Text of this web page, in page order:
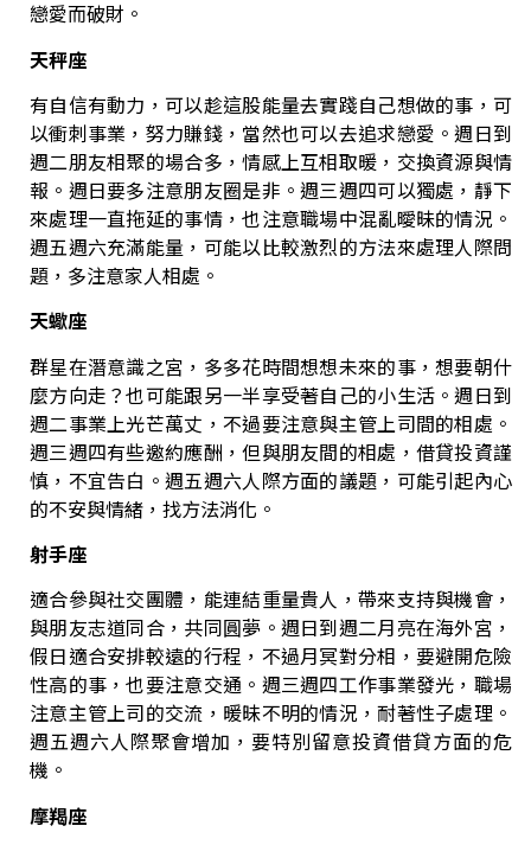
戀愛而破財。
天秤座
有自信有動力，可以趁這股能量去實踐自己想做的事，可
以衝刺事業，努力賺錢，當然也可以去追求戀愛。週日到
週二朋友相聚的場合多，情感上互相取暖，交換資源與情
報。週日要多注意朋友圈是非。週三週四可以獨處，靜下
來處理一直拖延的事情，也注意職場中混亂曖昧的情況。
週五週六充滿能量，可能以比較激烈的方法來處理人際問
題，多注意家人相處。
天蠍座
群星在潛意識之宮，多多花時間想想未來的事，想要朝什
麼方向走？也可能跟另一半享受著自己的小生活。週日到
週二事業上光芒萬丈，不過要注意與主管上司間的相處。
週三週四有些邀約應酬，但與朋友間的相處，借貸投資謹
慎，不宜告白。週五週六人際方面的議題，可能引起內心
的不安與情緒，找方法消化。
射手座
適合參與社交團體，能連結重量貴人，帶來支持與機會，
與朋友志道同合，共同圓夢。 週日到週二月亮在海外宮，
假日適合安排較遠的行程，不過月冥對分相，要避開危險
性高的事，也要注意交通。週三週四工作事業發光，職場
注意主管上司的交流，暖昧不明的情況，耐著性子處理。
週五週六人際聚會增加，要特別留意投資借貸方面的危
機。
摩羯座